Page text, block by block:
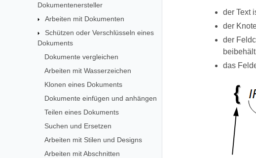
Dokumentenersteller
Arbeiten mit Dokumenten
Schützen oder Verschlüsseln eines
Dokuments
Dokumente vergleichen
Arbeiten mit Wasserzeichen
Klonen eines Dokuments
Dokumente einfügen und anhängen
Teilen eines Dokuments
Suchen und Ersetzen
Arbeiten mit Stilen und Designs
Arbeiten mit Abschnitten
der Text
der
der
das